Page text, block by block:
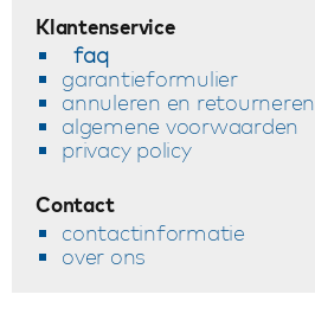
Klantenservice
faq
garantieformulier
annuleren en retourneren
algemene voorwaarden
privacy policy
Contact
contactinformatie
over ons